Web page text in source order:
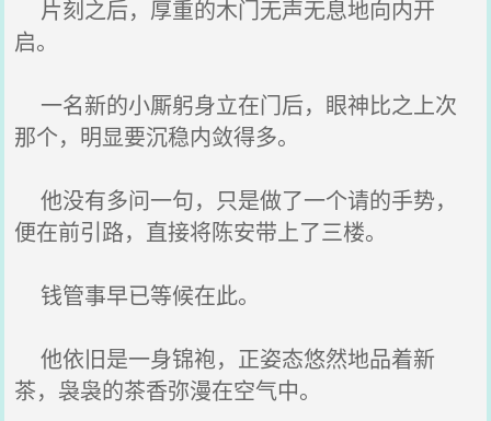
片刻之后，厚重的木门无声无息地向内开
启。
一名新的小厮躬身立在门后，眼神比之上次
那个，明显要沉稳内敛得多。
他没有多问一句，只是做了一个请的手势，
便在前引路，直接将陈安带上了三楼。
钱管事早已等候在此。
他依旧是一身锦袍，正姿态悠然地品着新
茶，袅袅的茶香弥漫在空气中。